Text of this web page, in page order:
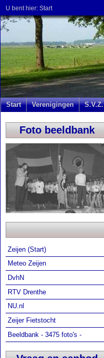
U bent hier: Start
Start Verenigingen S.V.Z.
Foto beeldbank
Zeijen (Start)
Meteo Zeijen
DvhN
RTV Drenthe
NU.nl
Zeijer Fietstocht
Beeldbank - 3475 foto's -